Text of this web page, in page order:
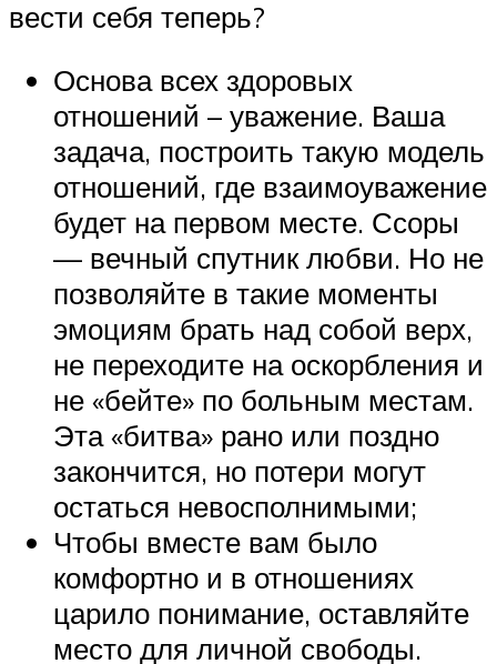
вести себя теперь?
Основа всех здоровых
отношений – уважение. Ваша
задача, построить такую модель
отношений, где взаимоуважение
будет на первом месте. Ссоры
— вечный спутник любви. Но не
позволяйте в такие моменты
эмоциям брать над собой верх,
не переходите на оскорбления и
не «бейте» по больным местам.
Эта «битва» рано или поздно
закончится, но потери могут
остаться невосполнимыми;
Чтобы вместе вам было
комфортно и в отношениях
царило понимание, оставляйте
место для личной свободы.